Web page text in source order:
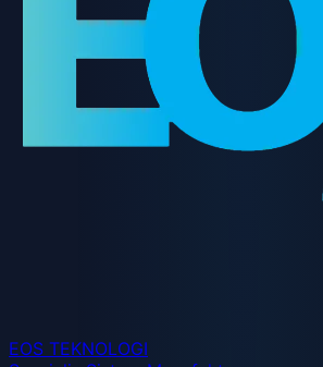
EOS TEKNOLOGI